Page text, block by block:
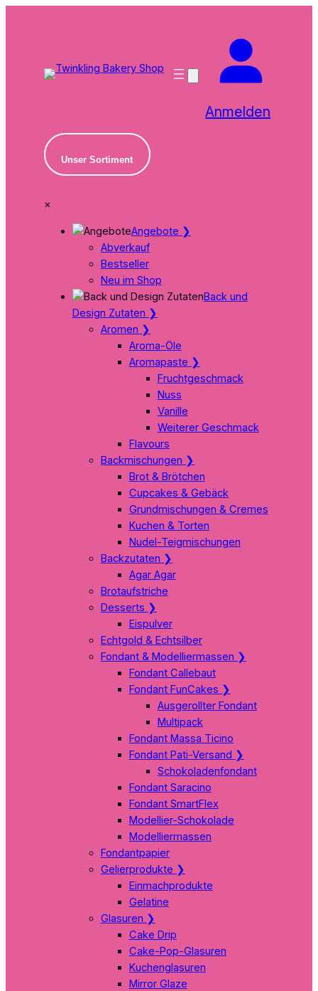
Anmelden
Unser Sortiment
×
Angebote ❯
Abverkauf
Bestseller
Neu im Shop
Back und
Design Zutaten ❯
Aromen ❯
Aroma-Öle
Aromapaste ❯
Fruchtgeschmack
Nuss
Vanille
Weiterer Geschmack
Flavours
Backmischungen ❯
Brot & Brötchen
Cupcakes & Gebäck
Grundmischungen & Cremes
Kuchen & Torten
Nudel-Teigmischungen
Backzutaten ❯
Agar Agar
Brotaufstriche
Desserts ❯
Eispulver
Echtgold & Echtsilber
Fondant & Modelliermassen ❯
Fondant Callebaut
Fondant FunCakes ❯
Ausgerollter Fondant
Multipack
Fondant Massa Ticino
Fondant Pati-Versand ❯
Schokoladenfondant
Fondant Saracino
Fondant SmartFlex
Modellier-Schokolade
Modelliermassen
Fondantpapier
Gelierprodukte ❯
Einmachprodukte
Gelatine
Glasuren ❯
Cake Drip
Cake-Pop-Glasuren
Kuchenglasuren
Mirror Glaze